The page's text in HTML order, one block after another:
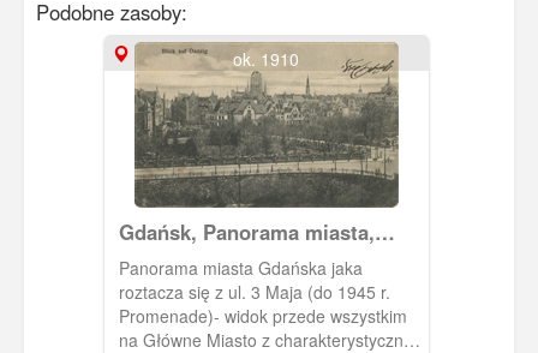
Podobne zasoby:
ok. 1910
Gdańsk, Panorama miasta,
Blick auf Danzig
Panorama miasta Gdańska jaka
roztacza się z ul. 3 Maja (do 1945 r.
Promenade)- widok przede wszystkim
na Główne Miasto z charakterystyczną